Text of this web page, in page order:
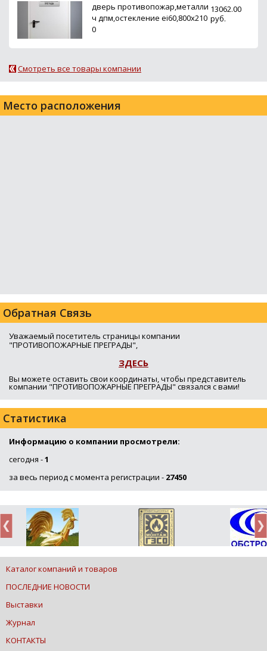
дверь противопожар,металли
ч дпм,остекление ei60,800х210
0
13062.00
руб.
Смотреть все товары компании
Место расположения
Обратная Связь
Уважаемый посетитель страницы компании
"ПРОТИВОПОЖАРНЫЕ ПРЕГРАДЫ",
ЗДЕСЬ
Вы можете оставить свои координаты, чтобы представитель
компании "ПРОТИВОПОЖАРНЫЕ ПРЕГРАДЫ" связался с вами!
Статистика
Информацию о компании просмотрели:
сегодня -1
за весь период с момента регистрации - 27450
Каталог компаний и товаров
ПОСЛЕДНИЕ НОВОСТИ
Выставки
Журнал
КОНТАКТЫ